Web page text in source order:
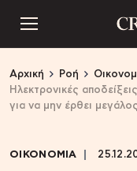
Αρχική Ροή
Ηλεκτρονικές
για να μην έρθει
ΟΙΚΟΝΟΜΙΑ